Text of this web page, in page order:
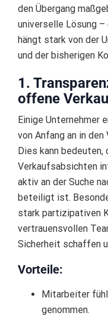
den Übergang
universelle Lösung
hängt stark von der
und der bisherigen
1.
offene
Einige Unternehmer
von Anfang an in
Dies kann
Verkaufsabsichten
aktiv an der Suche
beteiligt ist.
stark partizipativen
vertrauensvollen
Sicherheit schaffen
Vorteile:
Mitarbeiter
genommen.